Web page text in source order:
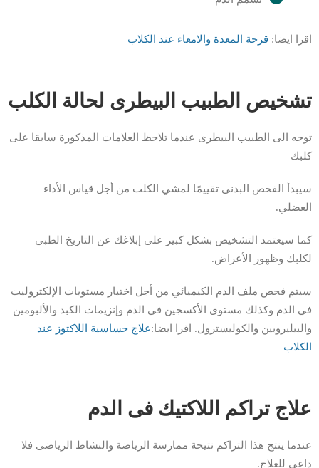
اقرا ايضا: قرحة المعدة والامعاء عند الكلاب
تشخيص الطبيب البيطرى لحالة الكلب
توجه الى الطبيب البيطرى عندما تلاحظ العلامات المذكورة سابقا على
كلبك
سيبدأ الفحص البدنى تقييمًا لمشي الكلب من أجل قياس الأداء
العضلي.
كما سيعتمد التشخيص بشكل كبير على إبلاغك عن التاريخ الطبي
لكلبك وظهور الأعراض.
سيتم فحص ملف الدم الكيميائي من أجل اختبار مستويات الإلكتروليت
في الدم وكذلك مستوى الأكسجين في الدم وإنزيمات الكبد والألبومين
والبيليروبين والكوليسترول. اقرا ايضا:علاج حساسية اللاكتوز عند
الكلاب
علاج تراكم اللاكتيك فى الدم
عندما ينتج هذا التراكم نتيحة ممارسة الرياضة والنشاط الرياضى فلا
داعى للعلاج.